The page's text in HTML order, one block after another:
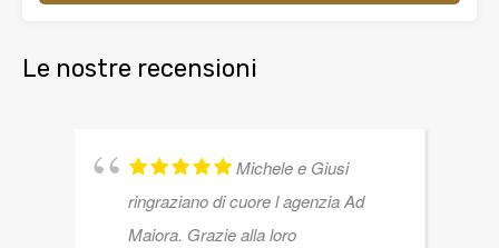
Le nostre recensioni
Michele e Giusi
ringraziano di cuore l agenzia Ad
Maiora. Grazie alla loro